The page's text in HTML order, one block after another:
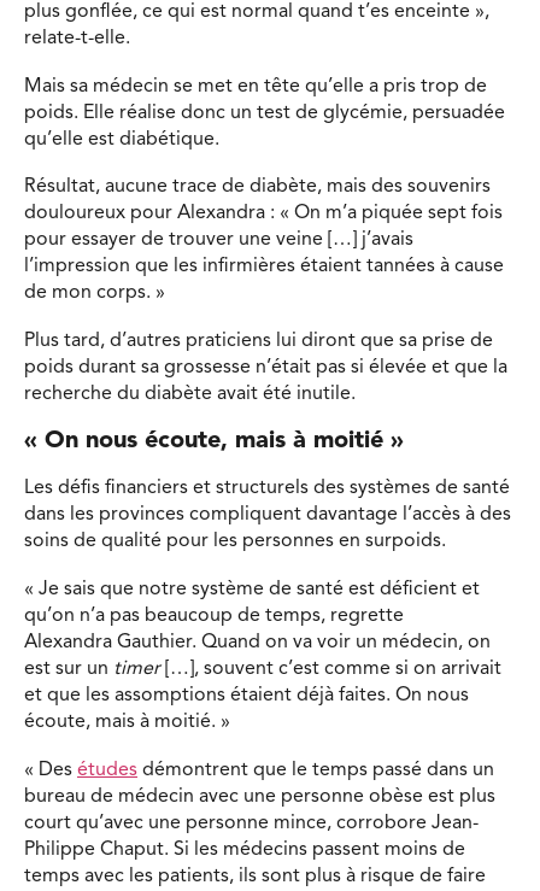
plus gonflée, ce qui est normal quand t’es enceinte »,
relate-t-elle.
Mais sa médecin se met en tête qu’elle a pris trop de
poids. Elle réalise donc un test de glycémie, persuadée
qu’elle est diabétique.
Résultat, aucune trace de diabète, mais des souvenirs
douloureux pour Alexandra : « On m’a piquée sept fois
pour essayer de trouver une veine […] j’avais
l’impression que les infirmières étaient tannées à cause
de mon corps. »
Plus tard, d’autres praticiens lui diront que sa prise de
poids durant sa grossesse n’était pas si élevée et que la
recherche du diabète avait été inutile.
« On nous écoute, mais à moitié »
Les défis financiers et structurels des systèmes de santé
dans les provinces compliquent davantage l’accès à des
soins de qualité pour les personnes en surpoids.
« Je sais que notre système de santé est déficient et
qu’on n’a pas beaucoup de temps, regrette
Alexandra Gauthier. Quand on va voir un médecin, on
est sur un timer[…], souvent c’est comme si on arrivait
et que les assomptions étaient déjà faites. On nous
écoute, mais à moitié. »
« Des études démontrent que le temps passé dans un
bureau de médecin avec une personne obèse est plus
court qu’avec une personne mince, corrobore Jean-
Philippe Chaput. Si les médecins passent moins de
temps avec les patients, ils sont plus à risque de faire